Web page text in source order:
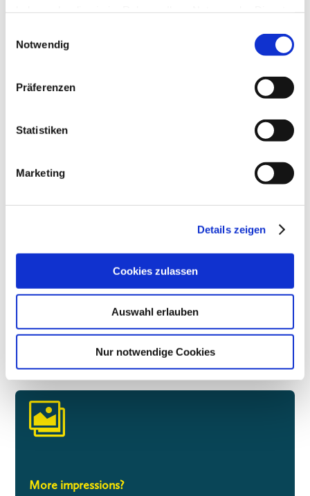
Notwendig
Präferenzen
Statistiken
Marketing
Details zeigen
Cookies zulassen
Auswahl erlauben
Nur notwendige Cookies

More impressions?